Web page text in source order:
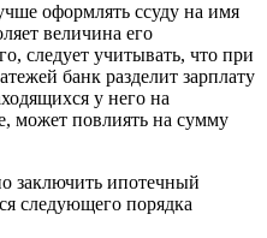
оформлять ссуду на имя
величина его
следует учитывать, что при
банк разделит зарплату
у него на
может повлиять на сумму
заключить ипотечный
следующего порядка